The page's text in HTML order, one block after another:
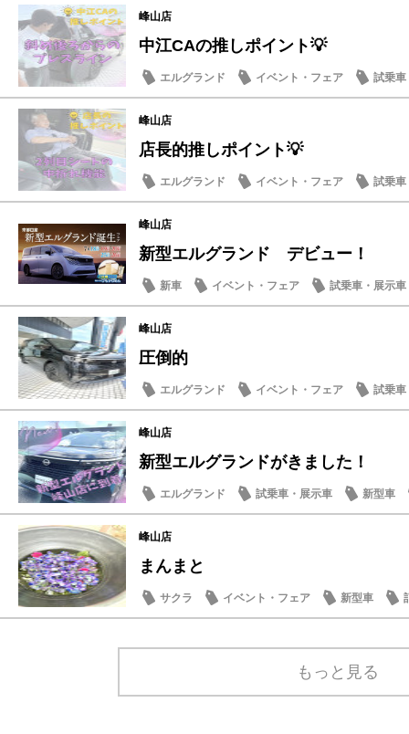
峰山店
中江CAの推しポイント💡
エルグランド イベント・フェア
試乗車
日産の技術
峰山店
店長的推しポイント💡
エルグランド イベント・フェア
試乗車
日産の技術
峰山店
新型エルグランド デビュー！
新車 イベント・フェア 試乗車・展示車
峰山店
圧倒的
エルグランド イベント・フェア
試乗車
話題の情報
峰山店
新型エルグランドがきました！
エルグランド 試乗車・展示車 新型車
峰山店
まんまと
サクラ イベント・フェア 新型車
日常の出来事
もっと見る